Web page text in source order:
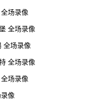
场录像
全场录像
全场录像
全场录像
场录像
像